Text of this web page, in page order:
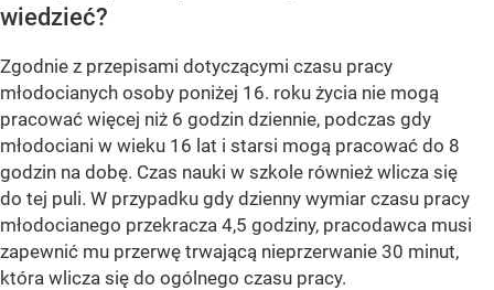
wiedzieć?
Zgodnie z przepisami dotyczącymi czasu pracy
młodocianych osoby poniżej 16. roku życia nie mogą
pracować więcej niż 6 godzin dziennie, podczas gdy
młodociani w wieku 16 lat i starsi mogą pracować do 8
godzin na dobę. Czas nauki w szkole również wlicza się
do tej puli. W przypadku gdy dzienny wymiar czasu pracy
młodocianego przekracza 4,5 godziny, pracodawca musi
zapewnić mu przerwę trwającą nieprzerwanie 30 minut,
która wlicza się do ogólnego czasu pracy.